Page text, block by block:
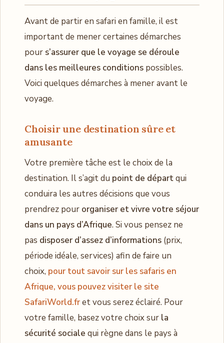
Avant de partir en safari en famille, il est
important de mener certaines démarches
pour s’assurer que le voyage se déroule
dans les meilleures conditions possibles.
Voici quelques démarches à mener avant le
voyage.
Choisir une destination sûre et
amusante
Votre première tâche est le choix de la
destination. Il s’agit du point de départqui
conduira les autres décisions que vous
prendrez pour organiser et vivre votre séjour
dans un pays d’Afrique. Si vous pensez ne
pas disposer d’assez d’informations (prix,
période idéale, services) afin de faire un
choix, pour tout savoir sur les safaris en
Afrique, vous pouvez visiter le site
SafariWorld.fret vous serez éclairé. Pour
votre famille, basez votre choix sur la
sécurité sociale qui règne dans le pays à